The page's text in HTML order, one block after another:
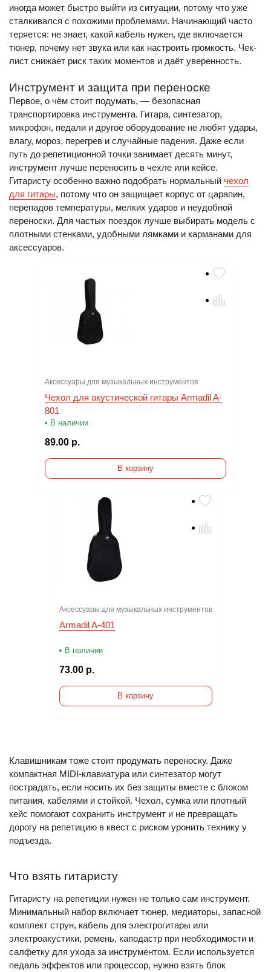
иногда может быстро выйти из ситуации, потому что уже
сталкивался с похожими проблемами. Начинающий часто
теряется: не знает, какой кабель нужен, где включается
тюнер, почему нет звука или как настроить громкость. Чек-
лист снижает риск таких моментов и даёт уверенность.
Инструмент и защита при переноске
Первое, о чём стоит подумать, — безопасная
транспортировка инструмента. Гитара, синтезатор,
микрофон, педали и другое оборудование не любят удары,
влагу, мороз, перегрев и случайные падения. Даже если
путь до репетиционной точки занимает десять минут,
инструмент лучше переносить в чехле или кейсе.
Гитаристу особенно важно подобрать нормальный чехол
для гитары, потому что он защищает корпус от царапин,
перепадов температуры, мелких ударов и неудобной
переноски. Для частых поездок лучше выбирать модель с
плотными стенками, удобными лямками и карманами для
аксессуаров.
Аксессуары для музыкальных инструментов
Чехол для акустической гитары Armadil A-
801
В наличии
89.00 р.
В корзину
Аксессуары для музыкальных инструментов
Armadil A-401
В наличии
73.00 р.
В корзину
Клавишникам тоже стоит продумать переноску. Даже
компактная MIDI-клавиатура или синтезатор могут
пострадать, если носить их без защиты вместе с блоком
питания, кабелями и стойкой. Чехол, сумка или плотный
кейс помогают сохранить инструмент и не превращать
дорогу на репетицию в квест с риском уронить технику у
подъезда.
Что взять гитаристу
Гитаристу на репетиции нужен не только сам инструмент.
Минимальный набор включает тюнер, медиаторы, запасной
комплект струн, кабель для электрогитары или
электроакустики, ремень, каподастр при необходимости и
салфетку для ухода за инструментом. Если используется
педаль эффектов или процессор, нужно взять блок